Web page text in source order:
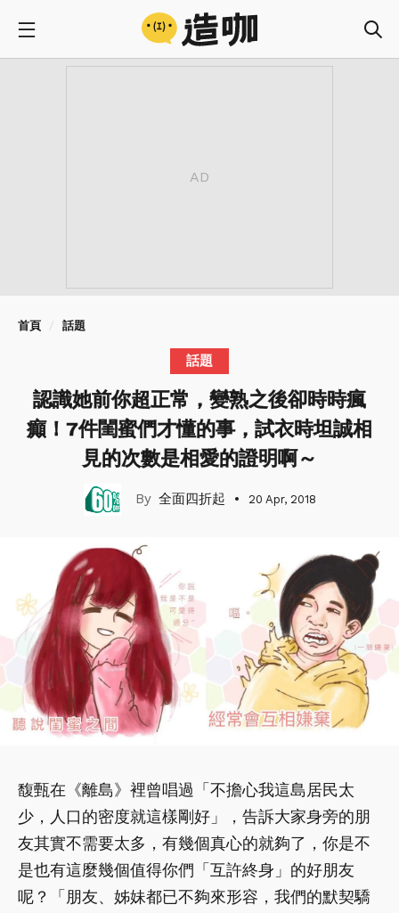
首頁 話題
話題
認識她前你超正常，變熟之後卻時時瘋
癲！7件閨蜜們才懂的事，試衣時坦誠相
見的次數是相愛的證明啊～
全面四折起 20 Apr, 2018
馥甄在《離島》裡曾唱過「不擔心我這島居民太
少，人口的密度就這樣剛好」，告訴大家身旁的朋
友其實不需要太多，有幾個真心的就夠了，你是不
是也有這麼幾個值得你們「互許終身」的好朋友
呢？「朋友、姊妹都已不夠來形容，我們的默契驕